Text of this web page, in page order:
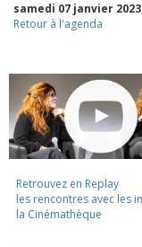
samedi 07 janvier
Retour à l'agenda
Retrouvez en Replay
les rencontres avec les
la Cinémathèque